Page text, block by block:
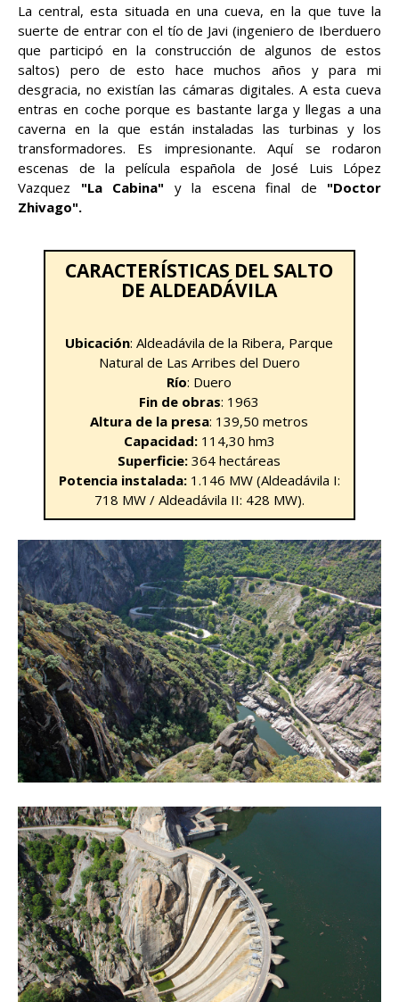
La central, esta situada en una cueva, en la que tuve la
suerte de entrar con el tío de Javi (ingeniero de Iberduero
que participó en la construcción de algunos de estos
saltos) pero de esto hace muchos años y para mi
desgracia, no existían las cámaras digitales. A esta cueva
entras en coche porque es bastante larga y llegas a una
caverna en la que están instaladas las turbinas y los
transformadores. Es impresionante. Aquí se rodaron
escenas de la película española de José Luis López
Vazquez "La Cabina" y la escena final de "Doctor
Zhivago".
CARACTERÍSTICAS DEL SALTO
DE ALDEADÁVILA
Ubicación: Aldeadávila de la Ribera, Parque
Natural de Las Arribes del Duero
Río: Duero
Fin de obras: 1963
Altura de la presa: 139,50 metros
Capacidad:114,30 hm3
Superficie: 364 hectáreas
Potencia instalada:1.146 MW (Aldeadávila I:
718 MW / Aldeadávila II: 428 MW).